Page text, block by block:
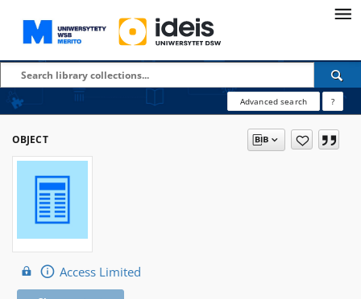
Advanced search ?
OBJECT
Access Limited